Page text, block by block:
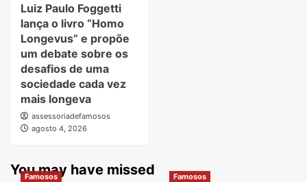
Luiz Paulo Foggetti
lança o livro “Homo
Longevus” e propõe
um debate sobre os
desafios de uma
sociedade cada vez
mais longeva
assessoriadefamosos
agosto 4, 2026
You may have missed
Famosos Famosos